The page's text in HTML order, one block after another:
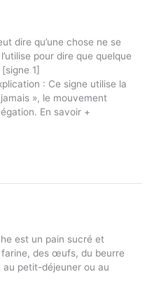
dire qu’une chose ne se
pour dire que quelque
1]
: Ce signe utilise la
», le mouvement
En savoir +
est un pain sucré et
des œufs, du beurre
petit-déjeuner ou au